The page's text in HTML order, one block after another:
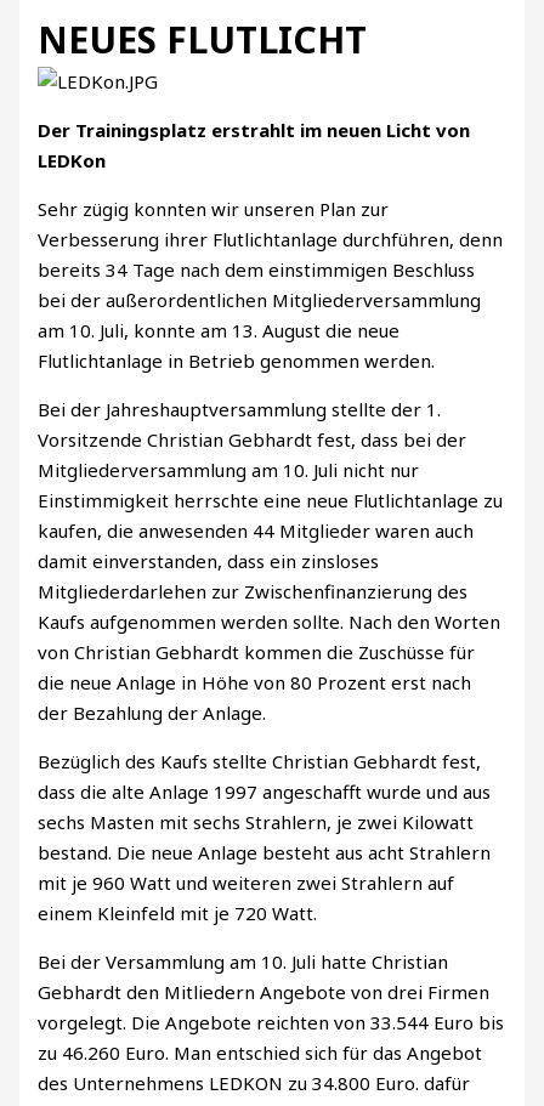
NEUES FLUTLICHT
Der Trainingsplatz erstrahlt im neuen Licht von
LEDKon
Sehr zügig konnten wir unseren Plan zur
Verbesserung ihrer Flutlichtanlage durchführen, denn
bereits 34 Tage nach dem einstimmigen Beschluss
bei der außerordentlichen Mitgliederversammlung
am 10. Juli, konnte am 13. August die neue
Flutlichtanlage in Betrieb genommen werden.
Bei der Jahreshauptversammlung stellte der 1.
Vorsitzende Christian Gebhardt fest, dass bei der
Mitgliederversammlung am 10. Juli nicht nur
Einstimmigkeit herrschte eine neue Flutlichtanlage zu
kaufen, die anwesenden 44 Mitglieder waren auch
damit einverstanden, dass ein zinsloses
Mitgliederdarlehen zur Zwischenfinanzierung des
Kaufs aufgenommen werden sollte. Nach den Worten
von Christian Gebhardt kommen die Zuschüsse für
die neue Anlage in Höhe von 80 Prozent erst nach
der Bezahlung der Anlage.
Bezüglich des Kaufs stellte Christian Gebhardt fest,
dass die alte Anlage 1997 angeschafft wurde und aus
sechs Masten mit sechs Strahlern, je zwei Kilowatt
bestand. Die neue Anlage besteht aus acht Strahlern
mit je 960 Watt und weiteren zwei Strahlern auf
einem Kleinfeld mit je 720 Watt.
Bei der Versammlung am 10. Juli hatte Christian
Gebhardt den Mitliedern Angebote von drei Firmen
vorgelegt. Die Angebote reichten von 33.544 Euro bis
zu 46.260 Euro. Man entschied sich für das Angebot
des Unternehmens LEDKON zu 34.800 Euro. dafür